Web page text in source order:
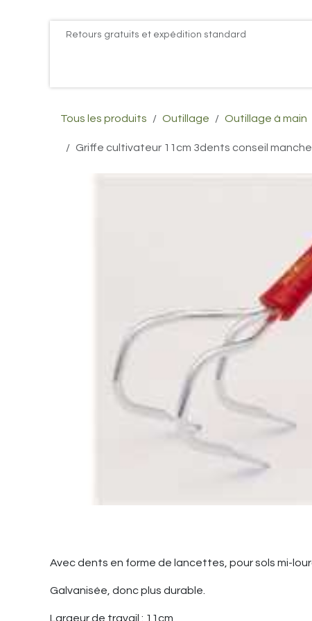
Se rendre au contenuRetours gratuits et expédition standard
Tous les produits Outillage Outillage à main
Griffe cultivateur 11cm 3dents conseil manche
Avec dents en forme de lancettes, pour sols mi-
Galvanisée, donc plus durable.
Largeur de travail : 11cm